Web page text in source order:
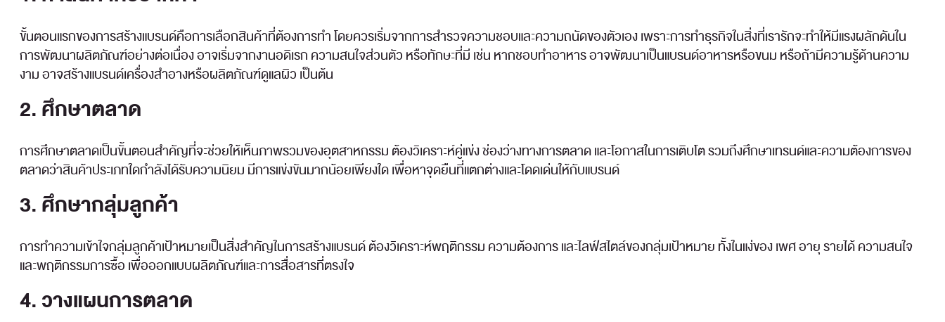
ขั้นตอนแรกของการสร้างแบรนด์คือการเลือกสินค้าที่ต้องการทำ โดยควรเริ่มจากการสำรวจความชอบและความถนัดของตัวเอง เพราะการทำธุรกิจในสิ่งที่เรารักจะทำให้มีแรงผลักดันใน
การพัฒนาผลิตภัณฑ์อย่างต่อเนื่อง อาจเริ่มจากงานอดิเรก ความสนใจส่วนตัว หรือทักษะที่มี เช่น หากชอบทำอาหาร อาจพัฒนาเป็นแบรนด์อาหารหรือขนม หรือถ้ามีความรู้ด้านความ
งาม อาจสร้างแบรนด์เครื่องสำอางหรือผลิตภัณฑ์ดูแลผิว เป็นต้น
2. ศึกษาตลาด
การศึกษาตลาดเป็นขั้นตอนสำคัญที่จะช่วยให้เห็นภาพรวมของอุตสาหกรรม ต้องวิเคราะห์คู่แข่ง ช่องว่างทางการตลาด และโอกาสในการเติบโต รวมถึงศึกษาเทรนด์และความต้องการของ
ตลาดว่าสินค้าประเภทใดกำลังได้รับความนิยม มีการแข่งขันมากน้อยเพียงใด เพื่อหาจุดยืนที่แตกต่างและโดดเด่นให้กับแบรนด์
3. ศึกษากลุ่มลูกค้า
การทำความเข้าใจกลุ่มลูกค้าเป้าหมายเป็นสิ่งสำคัญในการสร้างแบรนด์ ต้องวิเคราะห์พฤติกรรม ความต้องการ และไลฟ์สไตล์ของกลุ่มเป้าหมาย ทั้งในแง่ของ เพศ อายุ รายได้ ความสนใจ
และพฤติกรรมการซื้อ เพื่อออกแบบผลิตภัณฑ์และการสื่อสารที่ตรงใจ
4. วางแผนการตลาด